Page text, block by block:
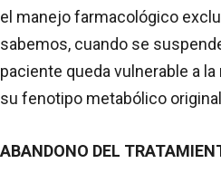
el manejo farmacológico
sabemos, cuando se
paciente queda vulnerable a
su fenotipo metabólico
ABANDONO DEL